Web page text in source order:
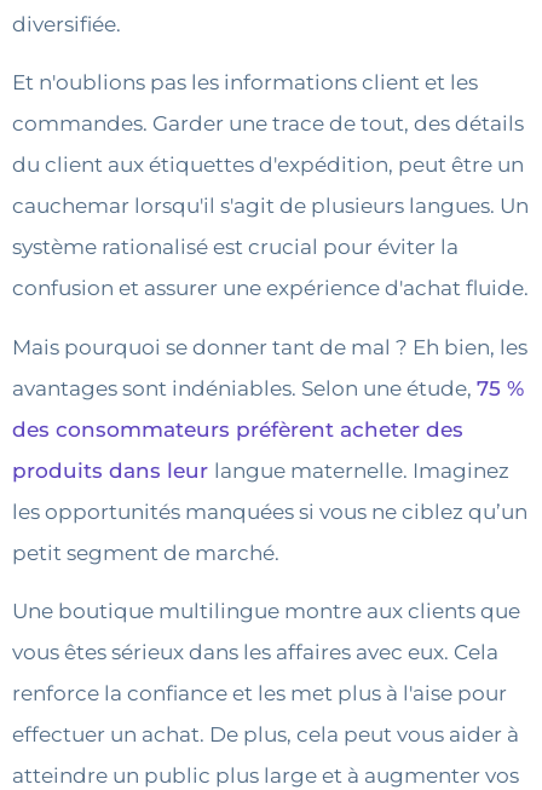
diversifiée.
Et n'oublions pas les informations client et les
commandes. Garder une trace de tout, des détails
du client aux étiquettes d'expédition, peut être un
cauchemar lorsqu'il s'agit de plusieurs langues. Un
système rationalisé est crucial pour éviter la
confusion et assurer une expérience d'achat fluide.
Mais pourquoi se donner tant de mal ? Eh bien, les
avantages sont indéniables. Selon une étude, 75 %
des consommateurs préfèrent acheter des
produits dans leur langue maternelle. Imaginez
les opportunités manquées si vous ne ciblez qu’un
petit segment de marché.
Une boutique multilingue montre aux clients que
vous êtes sérieux dans les affaires avec eux. Cela
renforce la confiance et les met plus à l'aise pour
effectuer un achat. De plus, cela peut vous aider à
atteindre un public plus large et à augmenter vos